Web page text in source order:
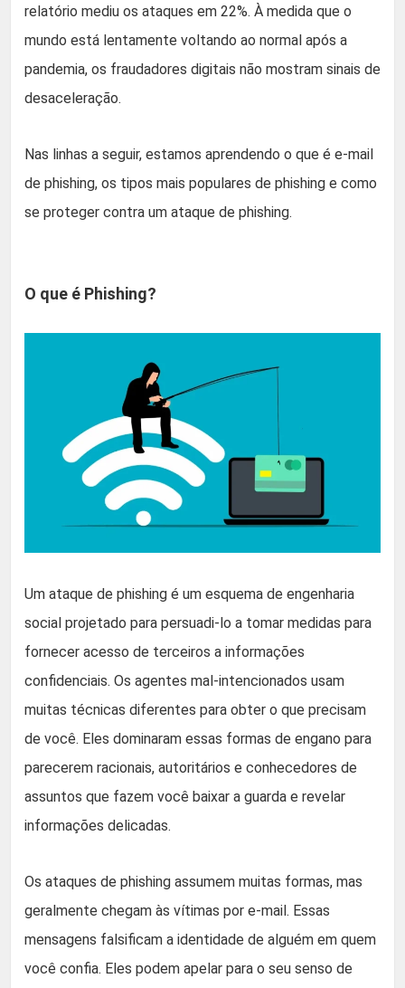
relatório mediu os ataques em 22%. À medida que o
mundo está lentamente voltando ao normal após a
pandemia, os fraudadores digitais não mostram sinais de
desaceleração.
Nas linhas a seguir, estamos aprendendo o que é e-mail
de phishing, os tipos mais populares de phishing e como
se proteger contra um ataque de phishing.
O que é Phishing?
Um ataque de phishing é um esquema de engenharia
social projetado para persuadi-lo a tomar medidas para
fornecer acesso de terceiros a informações
confidenciais. Os agentes mal-intencionados usam
muitas técnicas diferentes para obter o que precisam
de você. Eles dominaram essas formas de engano para
parecerem racionais, autoritários e conhecedores de
assuntos que fazem você baixar a guarda e revelar
informações delicadas.
Os ataques de phishing assumem muitas formas, mas
geralmente chegam às vítimas por e-mail. Essas
mensagens falsificam a identidade de alguém em quem
você confia. Eles podem apelar para o seu senso de